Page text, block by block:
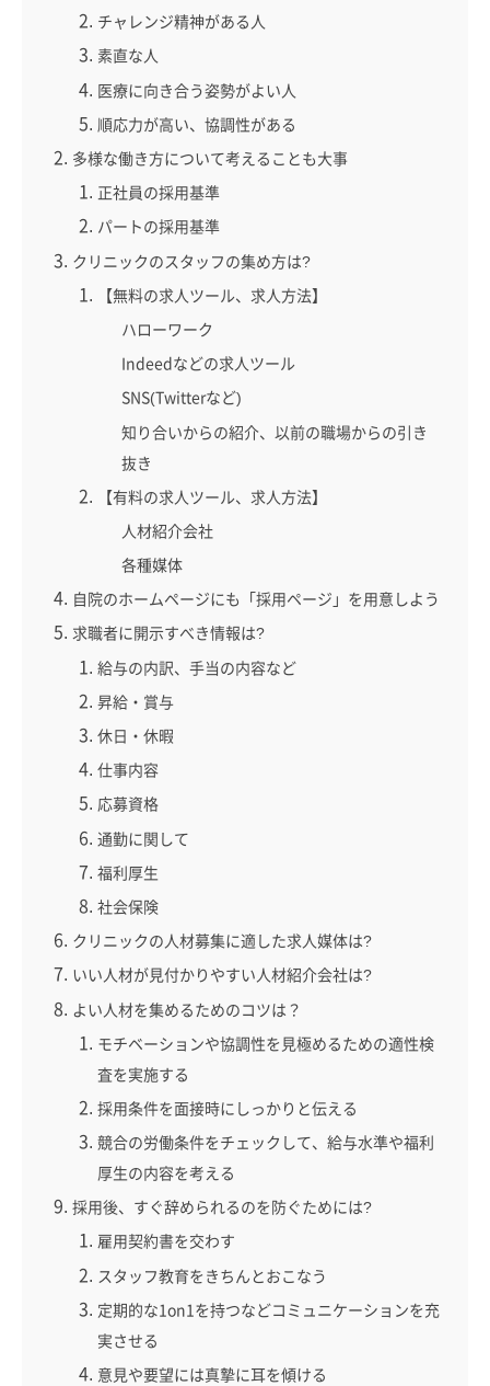
チャレンジ精神がある人
素直な人
医療に向き合う姿勢がよい人
順応力が高い、協調性がある
多様な働き方について考えることも大事
正社員の採用基準
パートの採用基準
クリニックのスタッフの集め方は?
【無料の求人ツール、求人方法】
ハローワーク
Indeedなどの求人ツール
SNS(Twitterなど)
知り合いからの紹介、以前の職場からの引き
抜き
【有料の求人ツール、求人方法】
人材紹介会社
各種媒体
自院のホームページにも「採用ページ」を用意しよう
求職者に開示すべき情報は?
給与の内訳、手当の内容など
昇給・賞与
休日・休暇
仕事内容
応募資格
通勤に関して
福利厚生
社会保険
クリニックの人材募集に適した求人媒体は?
いい人材が見付かりやすい人材紹介会社は?
よい人材を集めるためのコツは？
モチベーションや協調性を見極めるための適性検
査を実施する
採用条件を面接時にしっかりと伝える
競合の労働条件をチェックして、給与水準や福利
厚生の内容を考える
採用後、すぐ辞められるのを防ぐためには?
雇用契約書を交わす
スタッフ教育をきちんとおこなう
定期的な1on1を持つなどコミュニケーションを充
実させる
意見や要望には真摯に耳を傾ける